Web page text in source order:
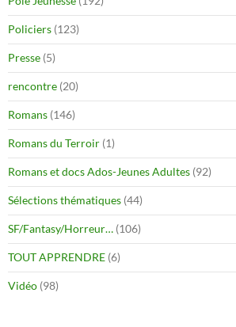
Policiers (123)
Presse (5)
rencontre (20)
Romans (146)
Romans du Terroir (1)
Romans et docs Ados-Jeunes Adultes (92)
Sélections thématiques (44)
SF/Fantasy/Horreur… (106)
TOUT APPRENDRE (6)
Vidéo (98)